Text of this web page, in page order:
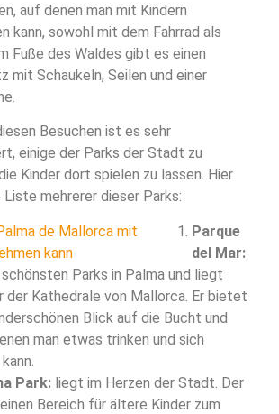
auf denen man mit Kindern
kann, sowohl mit dem Fahrrad als
Fuße des Waldes gibt es einen
mit Schaukeln, Seilen und einer
Besuchen ist es sehr
einige der Parks der Stadt zu
Kinder dort spielen zu lassen. Hier
mehrerer dieser Parks:
Parque
del Mar:
Parks in Palma und liegt
der Kathedrale von Mallorca. Er bietet
Blick auf die Bucht und
man etwas trinken und sich
Park: liegt im Herzen der Stadt. Der
Bereich für ältere Kinder zum